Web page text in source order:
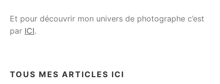
Et pour découvrir mon univers de photographe c’est
par ICI.
TOUS MES ARTICLES ICI